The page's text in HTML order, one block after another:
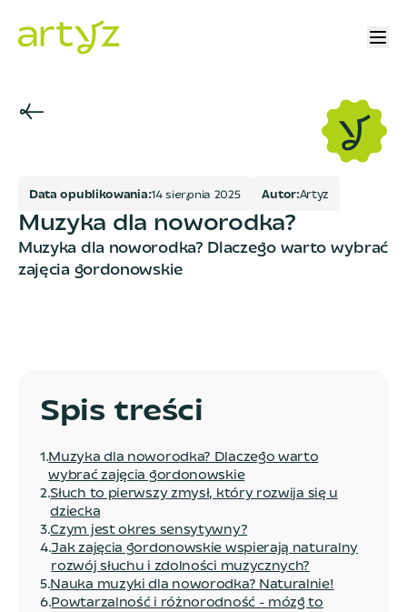
Data opublikowania:14 sierpnia 2025 Autor:Artyz
Muzyka dla noworodka?
Muzyka dla noworodka? Dlaczego warto wybrać
zajęcia gordonowskie
Spis treści
1.Muzyka dla noworodka? Dlaczego warto
wybrać zajęcia gordonowskie
2.Słuch to pierwszy zmysł, który rozwija się u
dziecka
3.Czym jest okres sensytywny?
4.Jak zajęcia gordonowskie wspierają naturalny
rozwój słuchu i zdolności muzycznych?
5.Nauka muzyki dla noworodka? Naturalnie!
6.Powtarzalność i różnorodność - mózg to